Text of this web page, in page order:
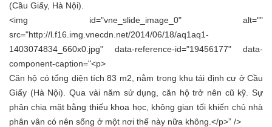
(Cầu Giấy, Hà Nội).
<img id="vne_slide_image_0" alt=""
src="http://l.f16.img.vnecdn.net/2014/06/18/aq1aq1-
1403074834_660x0.jpg" data-reference-id="19456177" data-
component-caption="<p>
Căn hộ có tổng diện tích 83 m2, nằm trong khu tái định cư ở Cầu
Giấy (Hà Nội). Qua vài năm sử dụng, căn hộ trở nên cũ kỹ. Sự
phân chia mặt bằng thiếu khoa học, không gian tối khiến chủ nhà
phân vân có nên sống ở một nơi thế này nữa không.</p>” />